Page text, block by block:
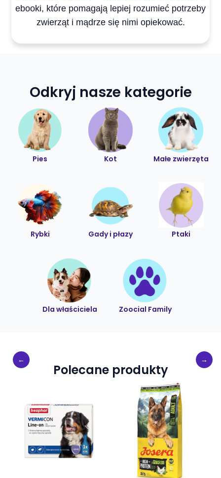
ebooki, które pomagają lepiej rozumieć potrzeby
zwierząt i mądrze się nimi opiekować.
Odkryj nasze kategorie
Pies Kot Małe zwierzęta
Rybki Gady i płazy Ptaki
Dla właściciela Zoocial Family
Polecane produkty